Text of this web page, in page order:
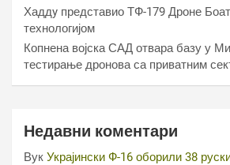
Хаддy представио ТФ-179 Дроне
технологијом
Копнена војска САД отвара базу у
тестирање дронова са приватним
Недавни коментари
Вук Украјински Ф-16 оборили 38